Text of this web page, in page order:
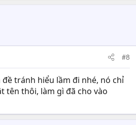
#8
tránh hiểu lầm đi nhé, nó chỉ
tên thôi, làm gì đã cho vào